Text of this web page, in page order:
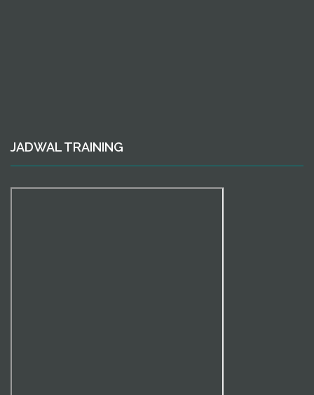
JADWAL TRAINING